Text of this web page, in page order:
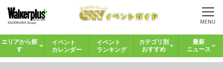
MENU
エリアから探
す
イベント
カレンダー
イベント
ランキング
カテゴリ別
おすすめ
最新
ニュース